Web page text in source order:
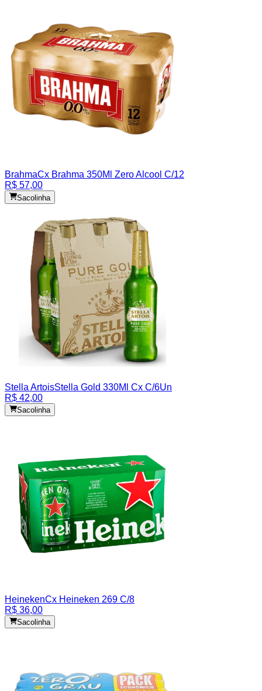
BrahmaCx Brahma 350Ml Zero Alcool C/12
R$ 57,00
Sacolinha
Stella ArtoisStella Gold 330Ml Cx C/6Un
R$ 42,00
Sacolinha
HeinekenCx Heineken 269 C/8
R$ 36,00
Sacolinha